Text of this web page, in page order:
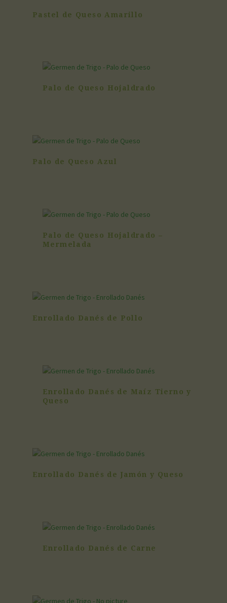
Pastel de Queso Amarillo
Palo de Queso Hojaldrado
Palo de Queso Azul
Palo de Queso Hojaldrado –
Mermelada
Enrollado Danés de Pollo
Enrollado Danés de Maíz Tierno y
Queso
Enrollado Danés de Jamón y Queso
Enrollado Danés de Carne